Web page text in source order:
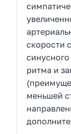
скорости
ритма и
меньшей